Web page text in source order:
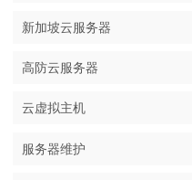
新加坡云服务器
高防云服务器
云虚拟主机
服务器维护